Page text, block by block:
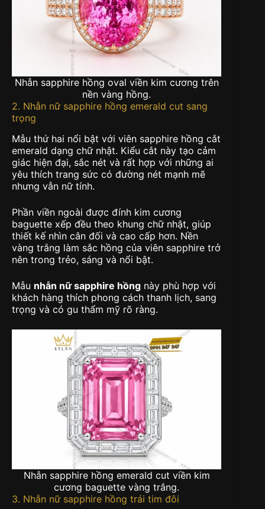
Nhẫn sapphire hồng oval viền kim cương trên
nền vàng hồng.
2. Nhẫn nữ sapphire hồng emerald cut sang
trọng
Mẫu thứ hai nổi bật với viên sapphire hồng cắt
emerald dạng chữ nhật. Kiểu cắt này tạo cảm
giác hiện đại, sắc nét và rất hợp với những ai
yêu thích trang sức có đường nét mạnh mẽ
nhưng vẫn nữ tính.
Phần viền ngoài được đính kim cương
baguette xếp đều theo khung chữ nhật, giúp
thiết kế nhìn cân đối và cao cấp hơn. Nền
vàng trắng làm sắc hồng của viên sapphire trở
nên trong trẻo, sáng và nổi bật.
Mẫu nhẫn nữ sapphire hồng này phù hợp với
khách hàng thích phong cách thanh lịch, sang
trọng và có gu thẩm mỹ rõ ràng.
Nhẫn sapphire hồng emerald cut viền kim
cương baguette vàng trắng.
3. Nhẫn nữ sapphire hồng trái tim đôi